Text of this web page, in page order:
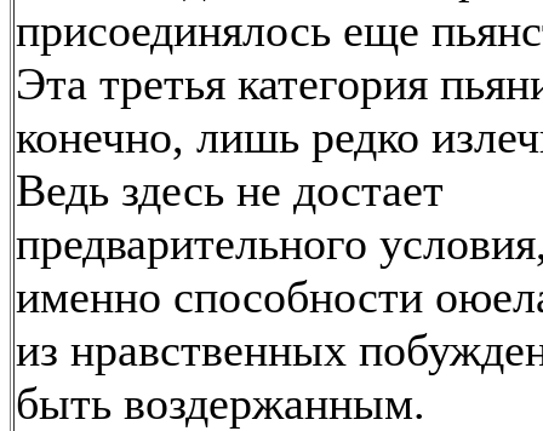
присоединялось еще
Эта третья категория
конечно, лишь редко
Ведь здесь не достает
предварительного
именно способности
из нравственных
быть воздержанным.